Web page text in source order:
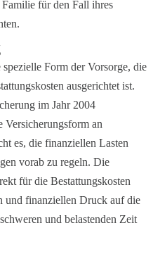
für den Fall ihres
spezielle Form der Vorsorge, die
ausgerichtet ist.
im Jahr 2004
Versicherungsform an
es, die finanziellen Lasten
vorab zu regeln. Die
für die Bestattungskosten
und finanziellen Druck auf die
und belastenden Zeit